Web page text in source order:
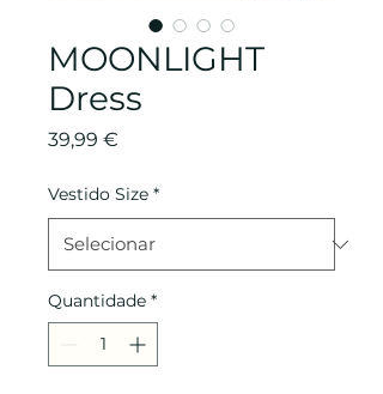
MOONLIGHT
Dress
39,99 €
Vestido Size *
Quantidade *